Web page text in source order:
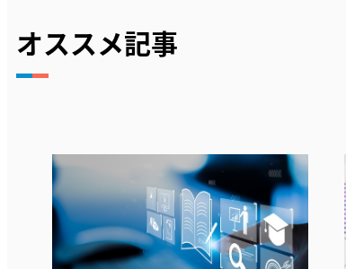
オススメ記事